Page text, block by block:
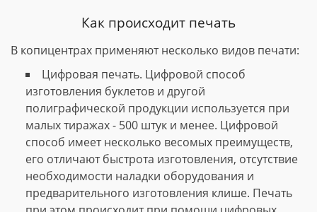
Как происходит печать
В копицентрах применяют несколько видов печати:
Цифровая печать. Цифровой способ
изготовления буклетов и другой
полиграфической продукции используется при
малых тиражах - 500 штук и менее. Цифровой
способ имеет несколько весомых преимуществ,
его отличают быстрота изготовления, отсутствие
необходимости наладки оборудования и
предварительного изготовления клише. Печать